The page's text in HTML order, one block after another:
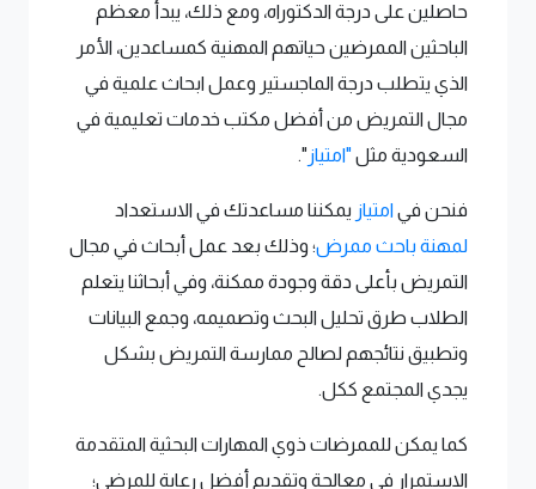
حاصلين على درجة الدكتوراه، ومع ذلك، يبدأ معظم
الباحثين الممرضين حياتهم المهنية كمساعدين، الأمر
الذي يتطلب درجة الماجستير وعمل ابحاث علمية في
مجال التمريض من أفضل مكتب خدمات تعليمية في
السعودية مثل "امتياز ".
فنحن فيامتياز يمكننا مساعدتك في الاستعداد
لمهنة باحث ممرض؛ وذلك بعد عمل أبحاث في مجال
التمريض بأعلى دقة وجودة ممكنة، وفي أبحاثنا يتعلم
الطلاب طرق تحليل البحث وتصميمه، وجمع البيانات
وتطبيق نتائجهم لصالح ممارسة التمريض بشكل
يجدي المجتمع ككل.
كما يمكن للممرضات ذوي المهارات البحثية المتقدمة
الاستمرار في معالجة وتقديم أفضل رعاية للمرضى؛